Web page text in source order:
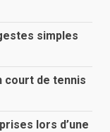
simples
court de tennis
lors d’une